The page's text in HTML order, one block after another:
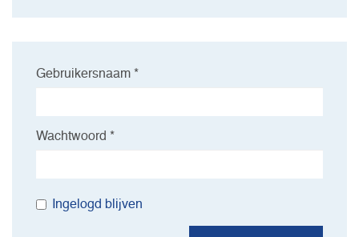
Gebruikersnaam *
Wachtwoord *
Ingelogd blijven